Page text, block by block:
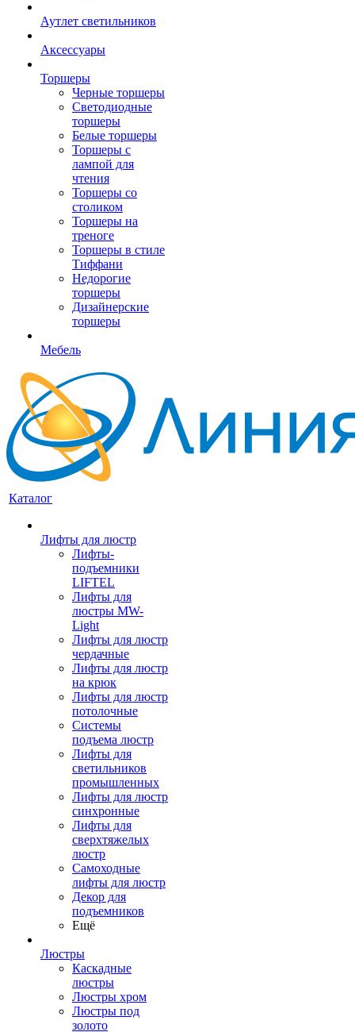
Аутлет светильников
Аксессуары
Торшеры
Черные торшеры
Светодиодные
торшеры
Белые торшеры
Торшеры с
лампой для
чтения
Торшеры со
столиком
Торшеры на
треноге
Торшеры в стиле
Тиффани
Недорогие
торшеры
Дизайнерские
торшеры
Мебель
Каталог
Лифты для люстр
Лифты-
подъемники
LIFTEL
Лифты для
люстры MW-
Light
Лифты для люстр
чердачные
Лифты для люстр
на крюк
Лифты для люстр
потолочные
Системы
подъема люстр
Лифты для
светильников
промышленных
Лифты для люстр
синхронные
Лифты для
сверхтяжелых
люстр
Самоходные
лифты для люстр
Декор для
подъемников
Ещё
Люстры
Каскадные
люстры
Люстры хром
Люстры под
золото